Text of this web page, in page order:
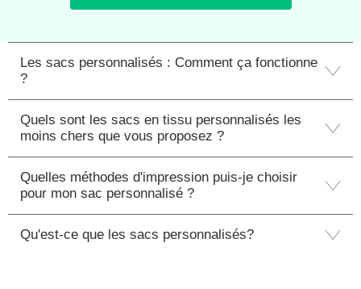
Les sacs personnalisés : Comment ça fonctionne
?
Quels sont les sacs en tissu personnalisés les
moins chers que vous proposez ?
Quelles méthodes d'impression puis-je choisir
pour mon sac personnalisé ?
Qu'est-ce que les sacs personnalisés?